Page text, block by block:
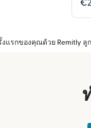
แรกของคุณด้วย Remitly